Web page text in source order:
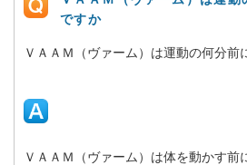
ですか
ＶＡＡＭ（ヴァーム）は運動の何分前
ＶＡＡＭ（ヴァーム）は体を動かす前